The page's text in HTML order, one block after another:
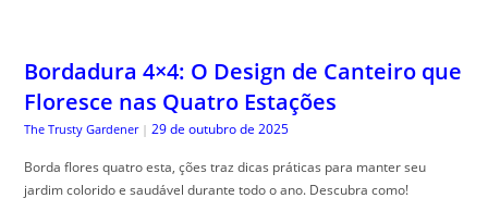
Bordadura 4×4: O Design de Canteiro que
Floresce nas Quatro Estações
The Trusty Gardener | 29 de outubro de 2025
Borda flores quatro esta, ções traz dicas práticas para manter seu
jardim colorido e saudável durante todo o ano. Descubra como!